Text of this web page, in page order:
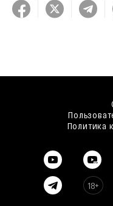
Политика
18+